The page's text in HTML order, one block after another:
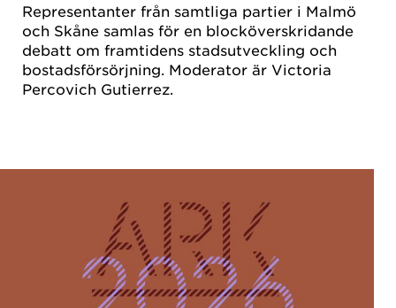
Representanter från samtliga partier i Malmö
och Skåne samlas för en blocköverskridande
debatt om framtidens stadsutveckling och
bostadsförsörjning. Moderator är Victoria
Percovich Gutierrez.